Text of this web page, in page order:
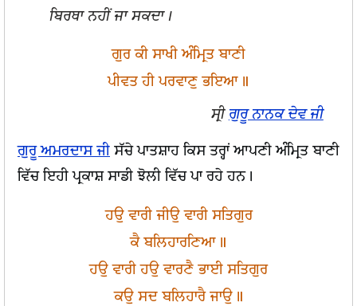
ਬਿਰਥਾ ਨਹੀਂ ਜਾ ਸਕਦਾ।
ਗੁਰ ਕੀ ਸਾਖੀ ਅੰਮ੍ਰਿਤ ਬਾਣੀ
ਪੀਵਤ ਹੀ ਪਰਵਾਣੁ ਭਇਆ॥
ਸ੍ਰੀ ਗੁਰੂ ਨਾਨਕ ਦੇਵ ਜੀ
ਗੁਰੂ ਅਮਰਦਾਸ ਜੀ ਸੱਚੇ ਪਾਤਸ਼ਾਹ ਕਿਸ ਤਰ੍ਹਾਂ ਆਪਣੀ ਅੰਮ੍ਰਿਤ ਬਾਣੀ
ਵਿੱਚ ਇਹੀ ਪ੍ਰਕਾਸ਼ ਸਾਡੀ ਝੋਲੀ ਵਿੱਚ ਪਾ ਰਹੇ ਹਨ।
ਹਉ ਵਾਰੀ ਜੀਉ ਵਾਰੀ ਸਤਿਗੁਰ
ਕੈ ਬਲਿਹਾਰਣਿਆ॥
ਹਉ ਵਾਰੀ ਹਉ ਵਾਰਣੈ ਭਾਈ ਸਤਿਗੁਰ
ਕਉ ਸਦ ਬਲਿਹਾਰੈ ਜਾਉ॥